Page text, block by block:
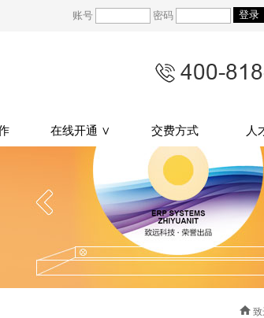
账号 密码
在线开通 ∨ 交费方式 人